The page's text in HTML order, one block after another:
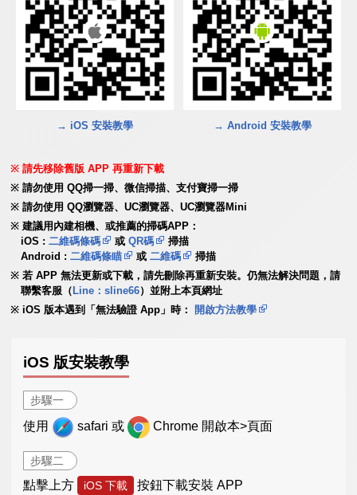
→ iOS 安裝教學 → Android 安裝教學
請先移除舊版 APP 再重新下載
請勿使用 QQ掃一掃、微信掃描、支付寶掃一掃
請勿使用 QQ瀏覽器、UC瀏覽器、UC瀏覽器Mini
建議用內建相機、或推薦的掃碼APP：
iOS :二維碼條碼 或QR碼
掃描
Android :二維碼條瞄 或二維碼
掃描
若 APP 無法更新或下載，請先刪除再重新安裝。仍無法解決問題，請
聯繫客服（ Line：sline66）並附上本頁網址
iOS 版本遇到「無法驗證 App」時：
開啟方法教學
iOS 版安裝教學
步驟一
使用 safari 或 Chrome 開啟本>頁面
步驟二
點擊上方 iOS 下載 按鈕下載安裝 APP